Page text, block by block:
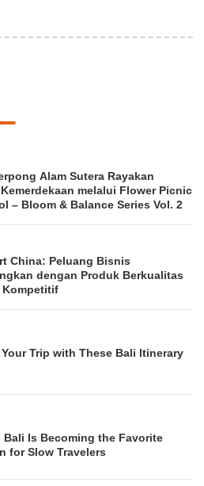
Alam Sutera Rayakan
melalui Flower Picnic
– Bloom & Balance Series Vol. 2
China: Peluang Bisnis
dengan Produk Berkualitas
Kompetitif
Trip with These Bali Itinerary
Bali Is Becoming the Favorite
for Slow Travelers